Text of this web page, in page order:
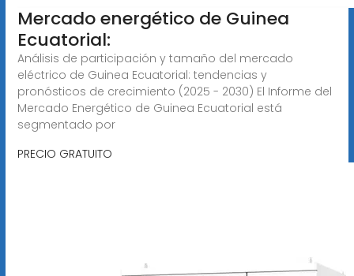
Mercado energético de Guinea
Ecuatorial:
Análisis de participación y tamaño del mercado
eléctrico de Guinea Ecuatorial: tendencias y
pronósticos de crecimiento (2025 - 2030) El Informe del
Mercado Energético de Guinea Ecuatorial está
segmentado por
PRECIO GRATUITO